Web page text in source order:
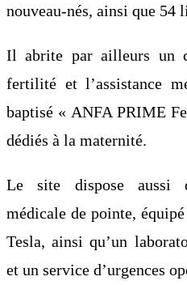
nouveau-nés, ainsi que 54
Il abrite par ailleurs un
fertilité et l’assistance
baptisé « ANFA PRIME
dédiés à la maternité.
Le site dispose aussi
médicale de pointe,
Tesla, ainsi qu’un
et un service d’urgences